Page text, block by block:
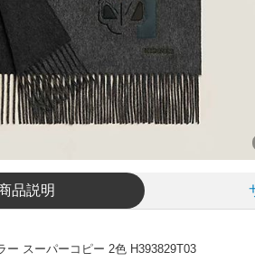
品説明
ー スーパーコピー 2色 H393829T03